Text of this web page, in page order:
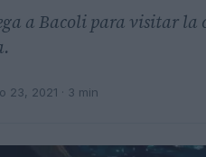
a Bacoli para visitar la
23, 2021 · 3 min